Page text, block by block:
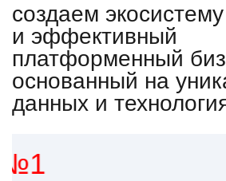
создаем экосистему
и эффективный
платформенный
основанный на
данных и
4,5